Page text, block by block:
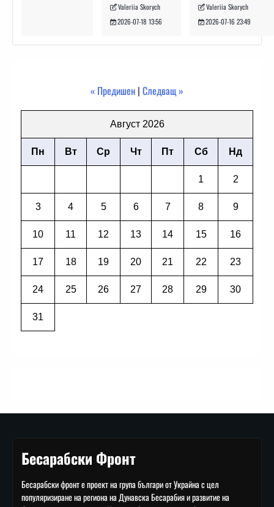
Valeriia Skorych
2026-07-18 13:56
Valeriia Skorych
2026-07-16 23:49
« Предишен | Следващ »
Август 2026
Пн Вт Ср Чт Пт Сб Нд
1 2
3 4 5 6 7 8 9
10 11 12 13 14 15 16
17 18 19 20 21 22 23
24 25 26 27 28 29 30
31
Бесарабски Фронт
Бесарабски фронт е проект на група българи от Украйна с цел
популяризиране на региона на Дунавска Бесарабия и развитие на